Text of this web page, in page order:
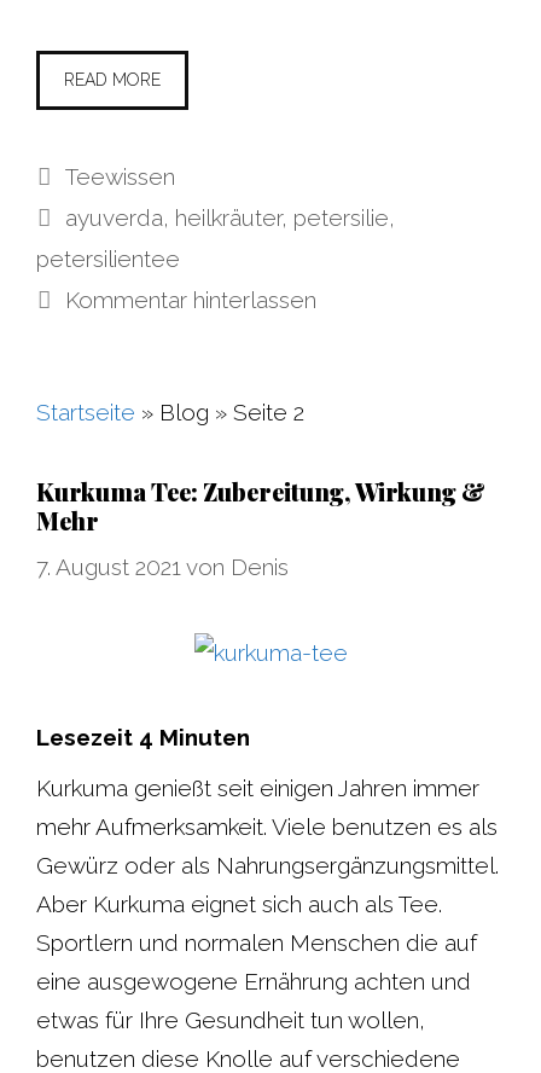
READ MORE
Kategorien
Teewissen
Schlagwörter
ayuverda, heilkräuter, petersilie,
petersilientee
Kommentar hinterlassen
Startseite » Blog » Seite 2
Kurkuma Tee: Zubereitung, Wirkung &
Mehr
7. August 2021 von Denis
Lesezeit 4 Minuten
Kurkuma genießt seit einigen Jahren immer
mehr Aufmerksamkeit. Viele benutzen es als
Gewürz oder als Nahrungsergänzungsmittel.
Aber Kurkuma eignet sich auch als Tee.
Sportlern und normalen Menschen die auf
eine ausgewogene Ernährung achten und
etwas für Ihre Gesundheit tun wollen,
benutzen diese Knolle auf verschiedene